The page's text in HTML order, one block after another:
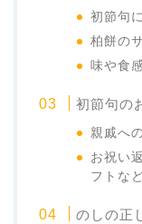
初節句
柏餅の
味や食
初節句の
親戚へ
お祝い
フトな
のしの正